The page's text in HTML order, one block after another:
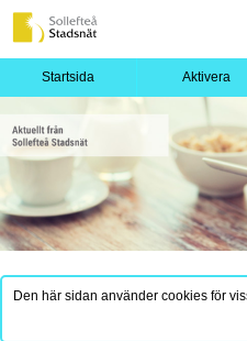
Startsida Aktivera
Den här sidan använder cookies för